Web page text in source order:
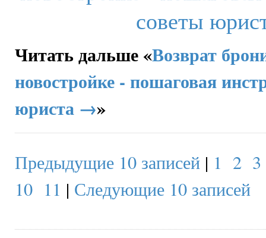
советы
Читать дальше «Возврат
новостройке - пошаговая
юриста →»
Предыдущие 10 записей | 1 2 3
10 11 | Следующие 10 записей